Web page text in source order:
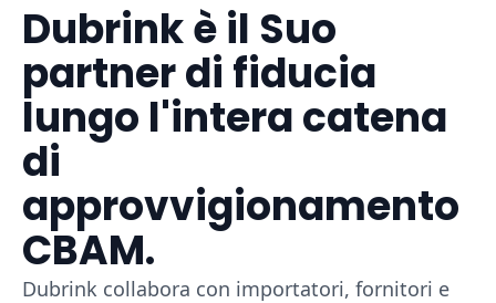
Dubrink è il Suo
partner di fiducia
lungo l'intera catena
di
approvvigionamento
CBAM.
Dubrink collabora con importatori, fornitori e